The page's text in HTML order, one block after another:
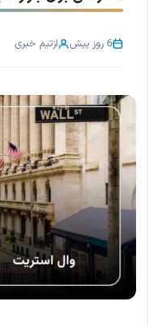
6 روز پیش ازتیم خبری